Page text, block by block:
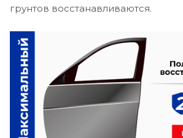
грунтов восстанавливаются.